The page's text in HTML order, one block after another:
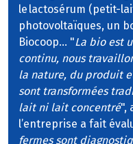
le lactosérum (petit-
photovoltaïques, un
Biocoop… "La bio est
continu, nous
la nature, du produit
sont transformées
lait ni lait concentré",
l’entreprise a fait
fermes sont